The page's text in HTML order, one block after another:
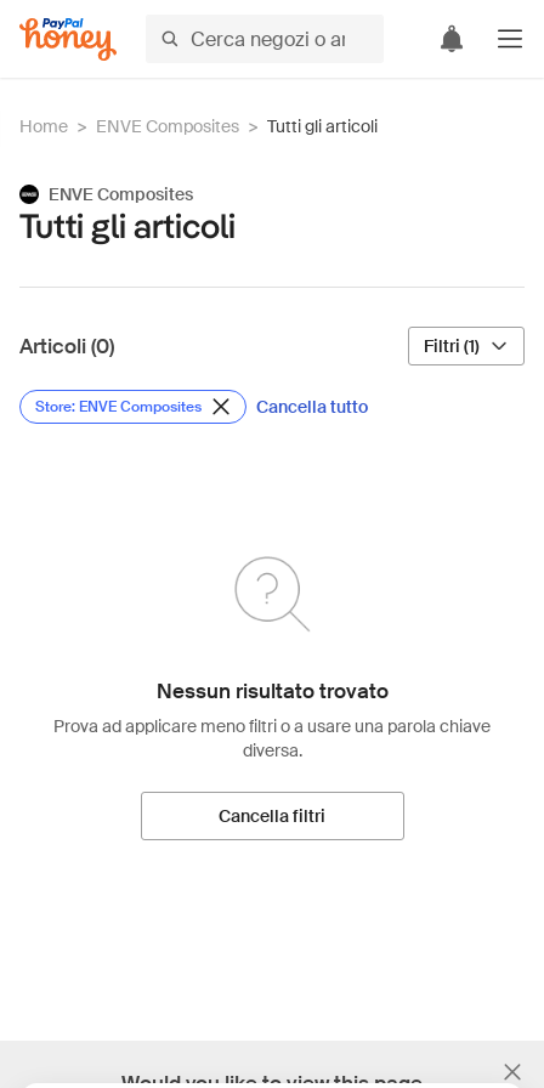
Home > ENVE Composites > Tutti gli articoli
ENVE Composites
Tutti gli articoli
Articoli (0) Filtri (1)
Store: ENVE Composites Cancella tutto
Nessun risultato trovato
Prova ad applicare meno filtri o a usare una parola chiave
diversa.
Cancella filtri